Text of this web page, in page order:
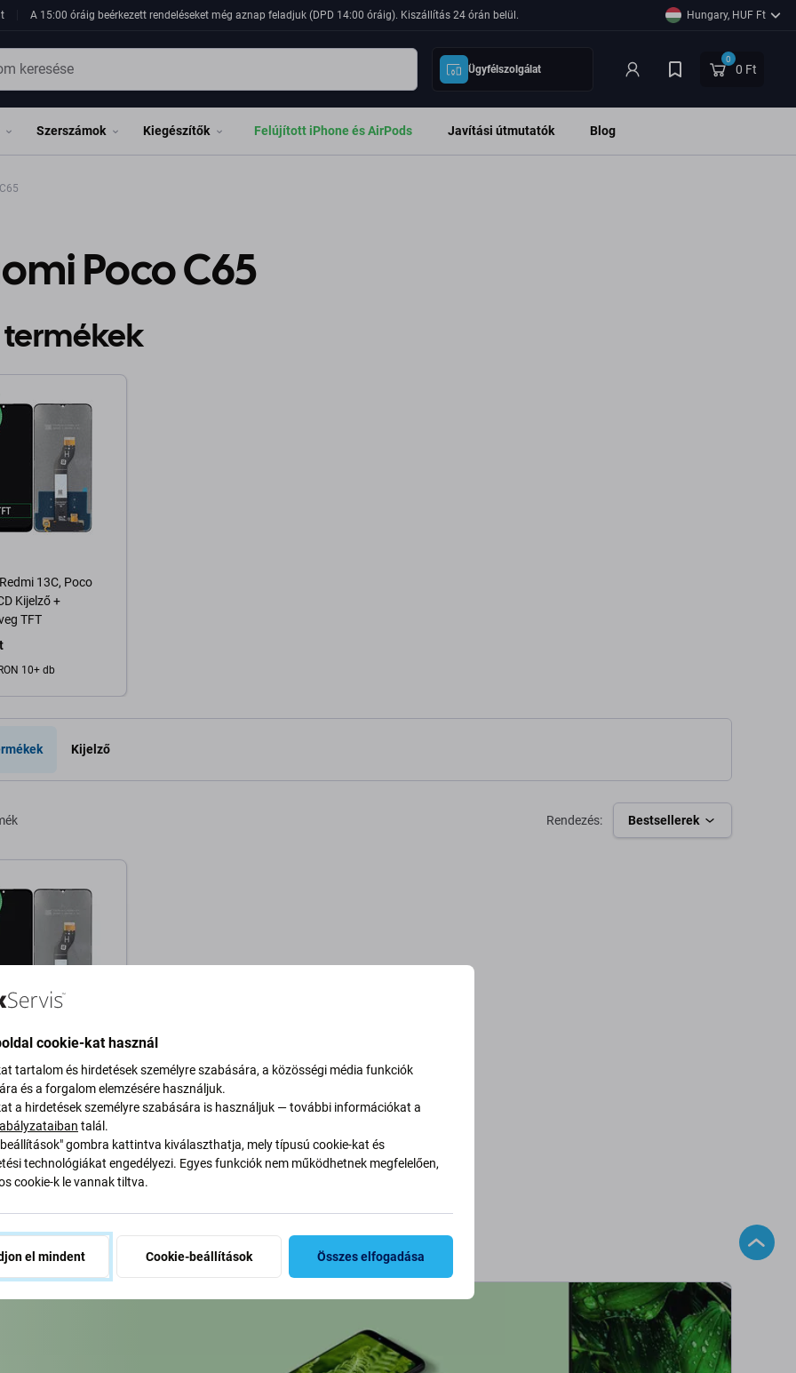
A 15:00 óráig beérkezett rendeléseket még aznap feladjuk (DPD 14:00 óráig). Kiszállítás 24 órán belül. Hungary, HUF Ft
Ügyfélszolgálat
0
0 Ft
Szerszámok Kiegészítők Felújított iPhone és AirPods Javítási útmutatók Blog
Poco C65
termékek
13C, Poco
Kijelző +
TFT
10+ db
Kijelző
Rendezés: Bestsellerek
13C, Poco
Kijelző +
TFT
10+ db
cookie-kat használ
tartalom és hirdetések személyre szabására, a közösségi média funkciók
és a forgalom elemzésére használjuk.
a hirdetések személyre szabására is használjuk — további információkat a
talál.
beállítások" gombra kattintva kiválaszthatja, mely típusú cookie-kat és
technológiákat engedélyezi. Egyes funkciók nem működhetnek megfelelően,
cookie-k le vannak tiltva.
el mindent Cookie-beállítások Összes elfogadása